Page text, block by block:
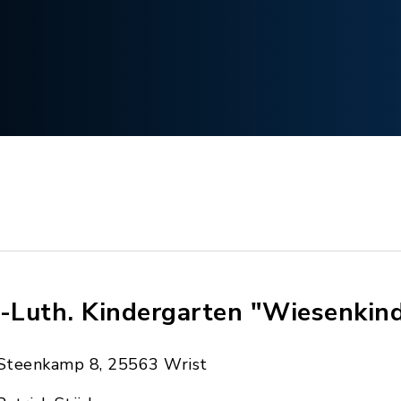
Luth. Kindergarten
8, 25563 Wrist